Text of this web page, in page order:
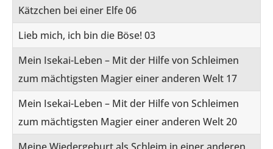
Kätzchen bei einer Elfe 06
Lieb mich, ich bin die Böse! 03
Mein Isekai-Leben – Mit der Hilfe von Schleimen
zum mächtigsten Magier einer anderen Welt 17
Mein Isekai-Leben – Mit der Hilfe von Schleimen
zum mächtigsten Magier einer anderen Welt 20